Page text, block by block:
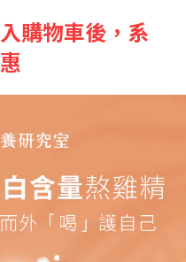
購物車後，系